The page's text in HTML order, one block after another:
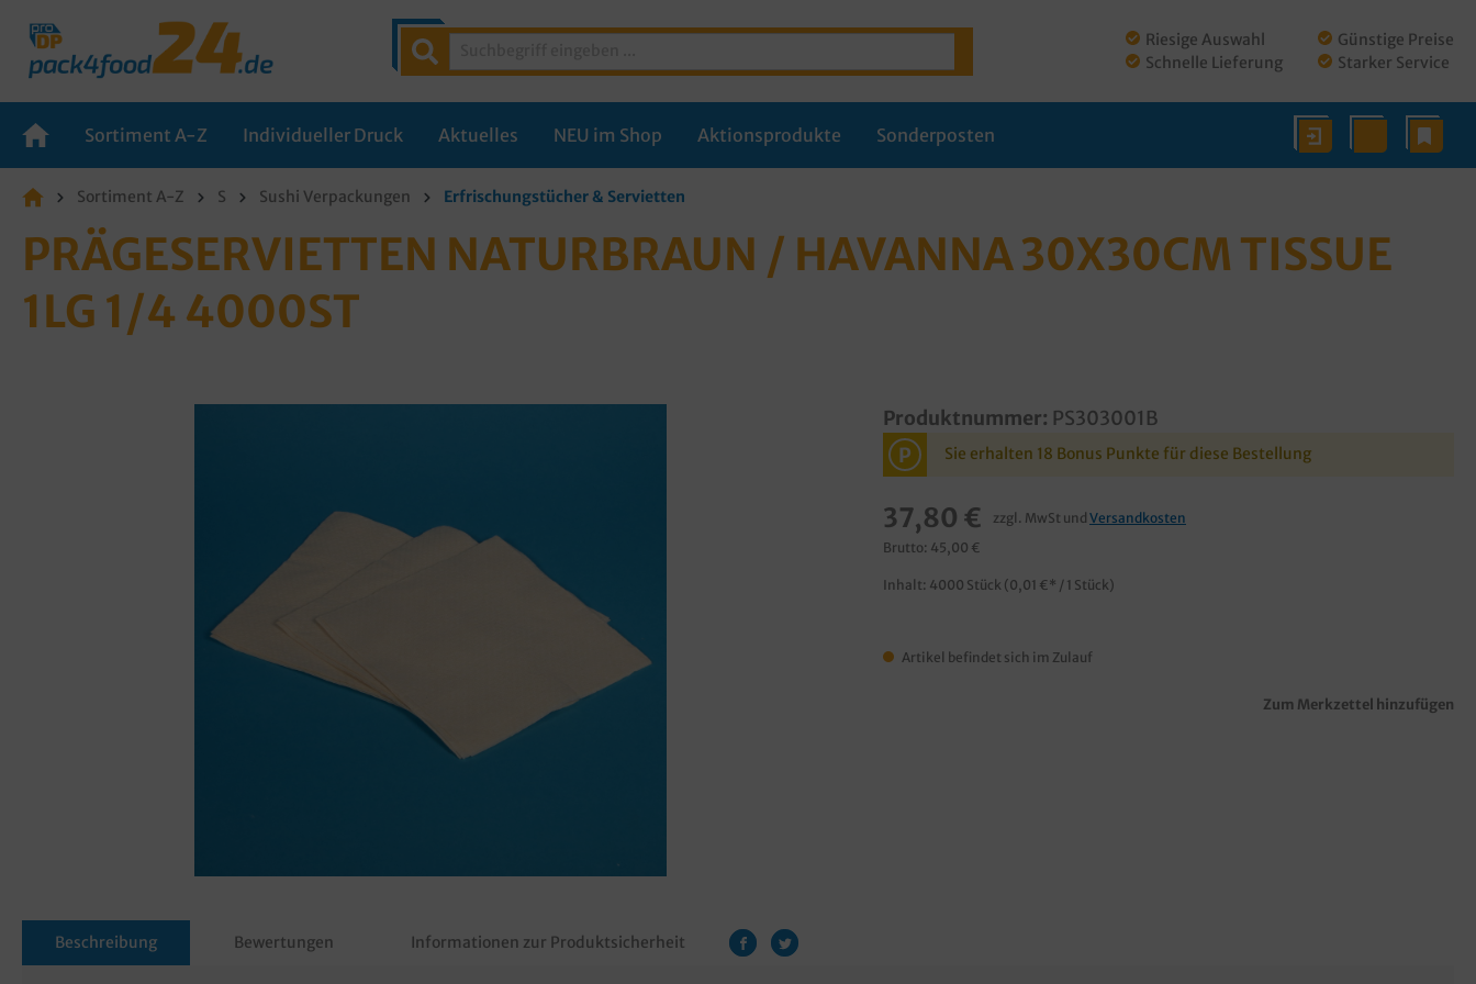
Riesige Auswahl
Schnelle Lieferung
Günstige Preise
Starker Service
Sortiment A-Z Individueller Druck Aktuelles NEU im Shop Aktionsprodukte Sonderposten
Sortiment A-Z S Sushi Verpackungen Erfrischungstücher & Servietten
PRÄGESERVIETTEN NATURBRAUN / HAVANNA 30X30CM TISSUE
1LG 1/4 4000ST
Produktnummer: PS303001B
P Sie erhalten 18 Bonus Punkte für diese Bestellung
37,80 € zzgl. MwSt und Versandkosten
Brutto: 45,00 €
Inhalt: 4000 Stück (0,01 €* / 1 Stück)
Artikel befindet sich im Zulauf
Zum Merkzettel hinzufügen
Beschreibung Bewertungen Informationen zur Produktsicherheit